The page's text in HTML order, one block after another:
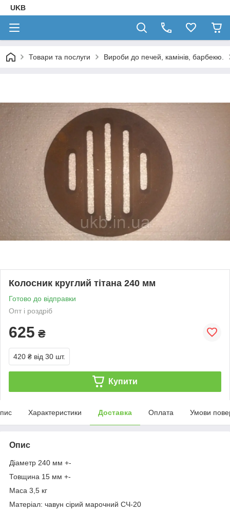
UKB
Товари та послуги Вироби до печей, камінів, барбекю.
Колосник круглий тітана 240 мм
Готово до відправки
Опт і роздріб
625 ₴
420 ₴ від 30 шт.
Купити
Характеристики Доставка Оплата Умови
Опис
Діаметр 240 мм +-
Товщина 15 мм +-
Маса 3,5 кг
Матеріал: чавун сірий марочний СЧ-20